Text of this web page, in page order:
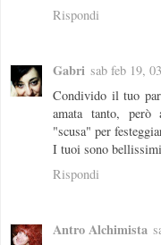
Rispondi
Gabri sab feb 19,
Condivido il tuo
amata tanto, però
"scusa" per
I tuoi sono
Rispondi
Antro Alchimista